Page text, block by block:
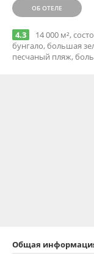
4.3
14 000 м²,
бунгало, большая
песчаный пляж,